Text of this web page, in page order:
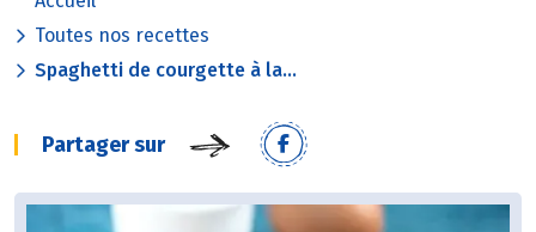
Toutes nos recettes
Spaghetti de courgette à la...
Partager sur